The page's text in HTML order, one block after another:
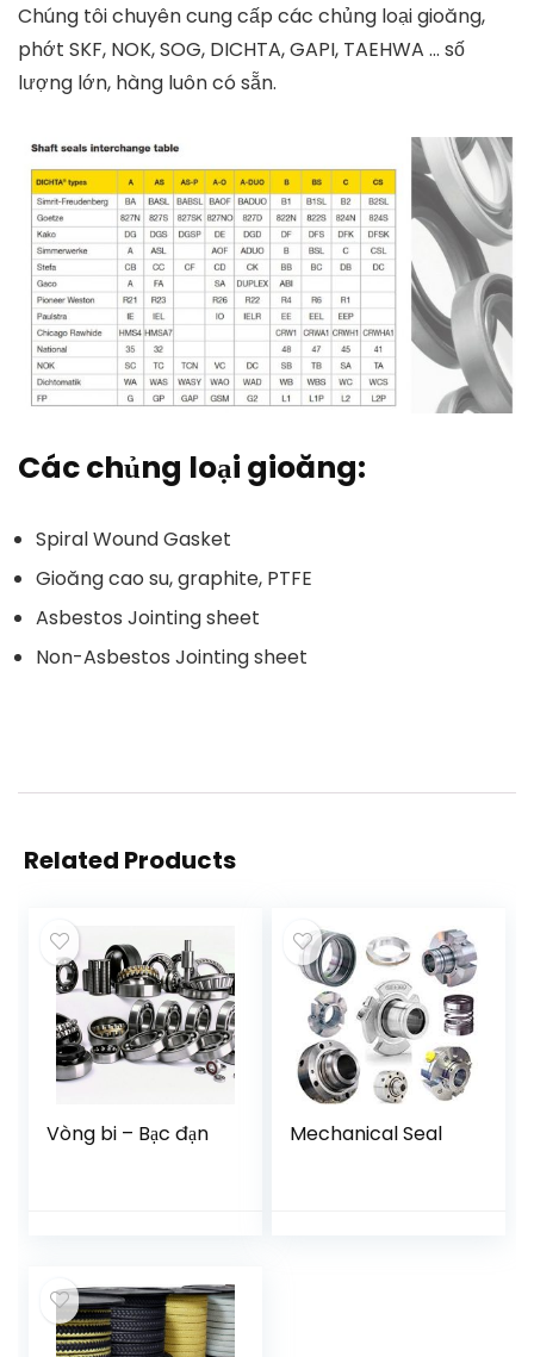
Chúng tôi chuyên cung cấp các chủng loại gioăng,
phớt SKF, NOK, SOG, DICHTA, GAPI, TAEHWA … số
lượng lớn, hàng luôn có sẵn.
Các chủng loại gioăng:
Spiral Wound Gasket
Gioăng cao su, graphite, PTFE
Asbestos Jointing sheet
Non-Asbestos Jointing sheet
Related Products
Vòng bi – Bạc đạn Mechanical Seal